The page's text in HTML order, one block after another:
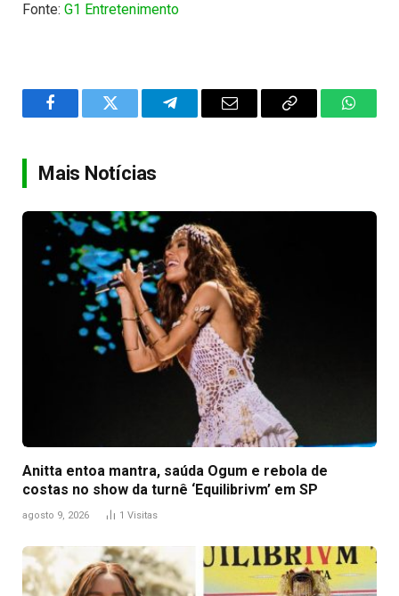
Fonte: G1 Entretenimento
FacebookTwitter TelegramEmail
Copy
Mais Notícias
Anitta entoa mantra, saúda Ogum e rebola de
costas no show da turnê ‘Equilibrivm’ em SP
agosto 9, 2026 1 Visitas